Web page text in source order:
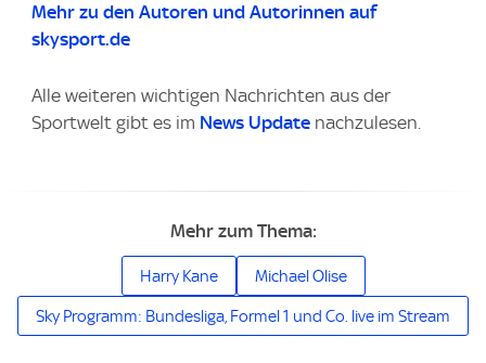
Mehr zu den Autoren und Autorinnen auf
skysport.de
Alle weiteren wichtigen Nachrichten aus der
Sportwelt gibt es im News Update nachzulesen.
Mehr zum Thema:
Harry Kane Michael Olise
Sky Programm: Bundesliga, Formel 1 und Co. live im Stream